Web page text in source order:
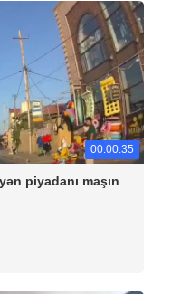
00:00:35
piyadanı maşın